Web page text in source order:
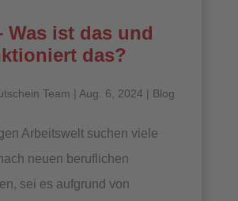
Was ist das und
das?
Team | Aug. 6, 2024 | Blog
Arbeitswelt suchen viele
neuen beruflichen
sei es aufgrund von